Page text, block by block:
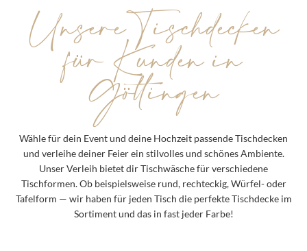
Unsere Tischdecken
für Kunden in
Göttingen
Wähle für dein Event und deine Hochzeit passende Tischdecken
und verleihe deiner Feier ein stilvolles und schönes Ambiente.
Unser Verleih bietet dir Tischwäsche für verschiedene
Tischformen. Ob beispielsweise rund, rechteckig, Würfel- oder
Tafelform — wir haben für jeden Tisch die perfekte Tischdecke im
Sortiment und das in fast jeder Farbe!